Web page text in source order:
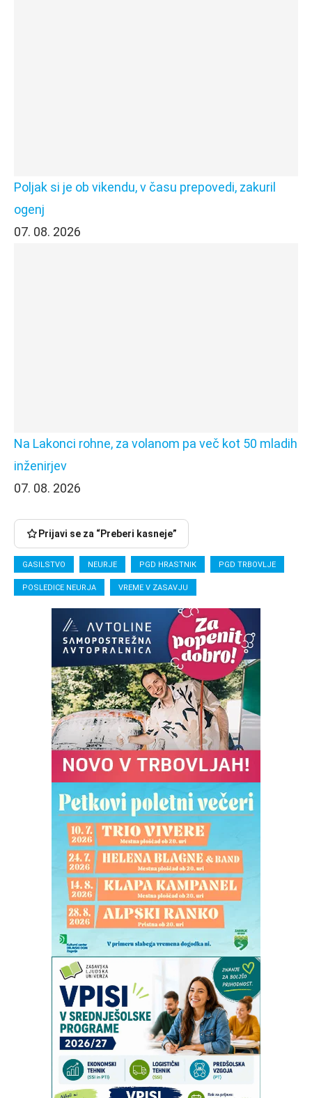
Poljak si je ob vikendu, v času prepovedi, zakuril
ogenj
07. 08. 2026
Na Lakonci rohne, za volanom pa več kot 50 mladih
inženirjev
07. 08. 2026
Prijavi se za “Preberi kasneje”
GASILSTVO NEURJE PGD HRASTNIK PGD TRBOVLJE
POSLEDICE NEURJA VREME V ZASAVJU